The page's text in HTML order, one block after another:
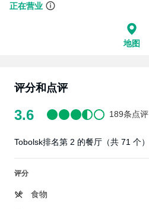
正在营业
地图
评分和点评
3.6 189条点评
Tobolsk排名第 2 的餐厅（共 71 个）
评分
食物